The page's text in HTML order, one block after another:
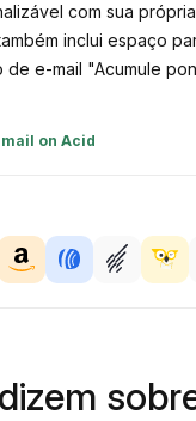
com sua
inclui espaço
e-mail "Acumule
on Acid